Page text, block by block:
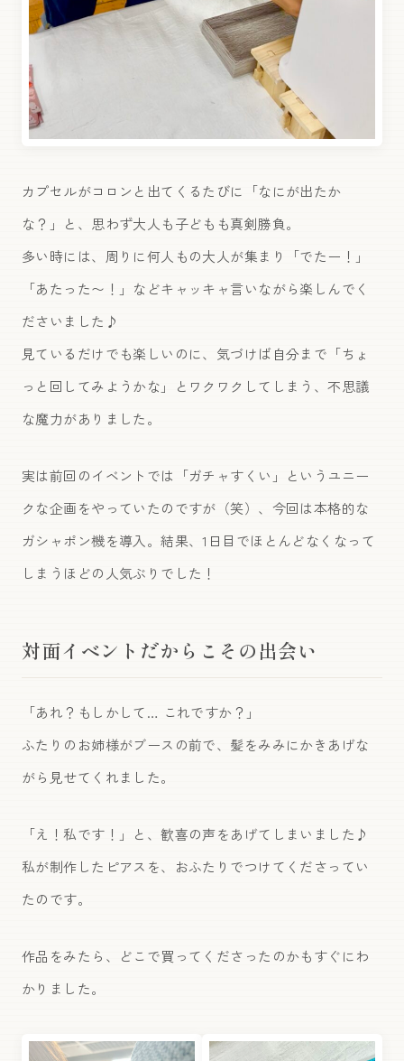
カプセルがコロンと出てくるたびに「なにが出たか
な？」と、思わず大人も子どもも真剣勝負。
多い時には、周りに何人もの大人が集まり「でたー！」
「あたった〜！」などキャッキャ言いながら楽しんでく
ださいました♪
見ているだけでも楽しいのに、気づけば自分まで「ちょ
っと回してみようかな」とワクワクしてしまう、不思議
な魔力がありました。
実は前回のイベントでは「ガチャすくい」というユニー
クな企画をやっていたのですが（笑）、今回は本格的な
ガシャポン機を導入。結果、1日目でほとんどなくなって
しまうほどの人気ぶりでした！
対面イベントだからこその出会い
「あれ？もしかして… これですか？」
ふたりのお姉様がブースの前で、髪をみみにかきあげな
がら見せてくれました。
「え！私です！」と、歓喜の声をあげてしまいました♪
私が制作したピアスを、おふたりでつけてくださってい
たのです。
作品をみたら、どこで買ってくださったのかもすぐにわ
かりました。